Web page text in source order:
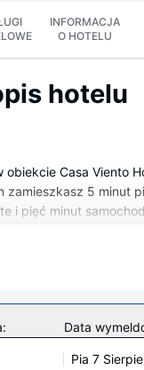
INFORMACJA
O HOTELU
hotelu
obiekcie Casa Viento
zamieszkasz 5 minut
i pięć minut
jak Centrum
w 20 oryginalnie
to kuchnie
Data
Pia 7